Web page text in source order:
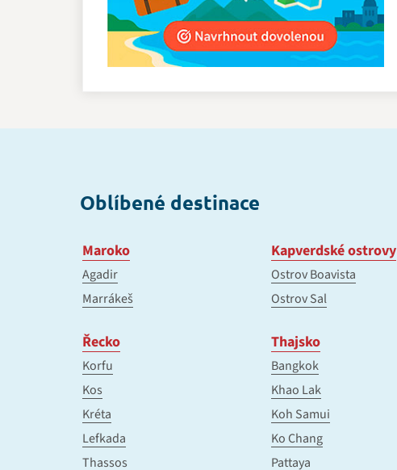
Oblíbené destinace
Maroko
Agadir
Marrákeš
Řecko
Korfu
Kos
Kréta
Lefkada
Thassos
Kapverdské ostrovy
Ostrov Boavista
Ostrov Sal
Thajsko
Bangkok
Khao Lak
Koh Samui
Ko Chang
Pattaya